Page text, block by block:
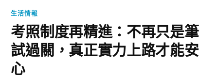
生活情報
考照制度再精進：不再只是筆
試過關，真正實力上路才能安
心